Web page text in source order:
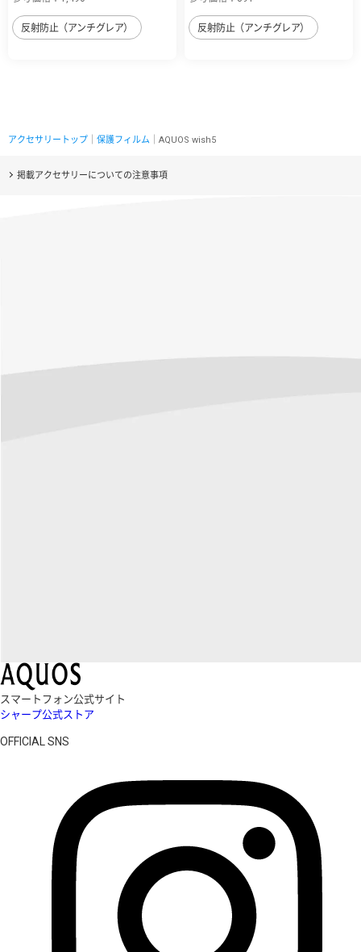
反射防止（アンチグレア） 反射防止（アンチグレア）
アクセサリートップ 保護フィルム ｜AQUOS wish5
掲載アクセサリーについての注意事項
スマートフォン公式サイト
シャープ公式ストア
OFFICIAL SNS